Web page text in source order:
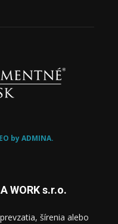
by ADMINA.
WORK s.r.o.
šírenia alebo